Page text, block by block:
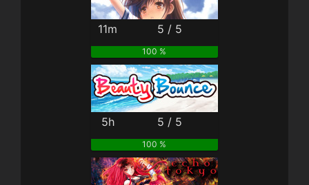
11m 5 / 5
100 %
5h 5 / 5
100 %